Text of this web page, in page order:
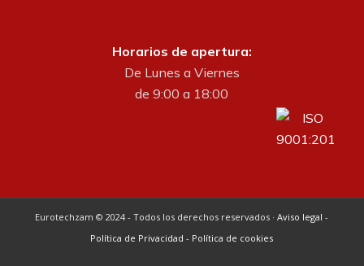
Horarios de apertura:
De Lunes a Viernes
de 9:00 a 18:00
Eurotechzam © 2024 - Todos los derechos reservados ·Aviso legal -
Política de Privacidad - Política de cookies